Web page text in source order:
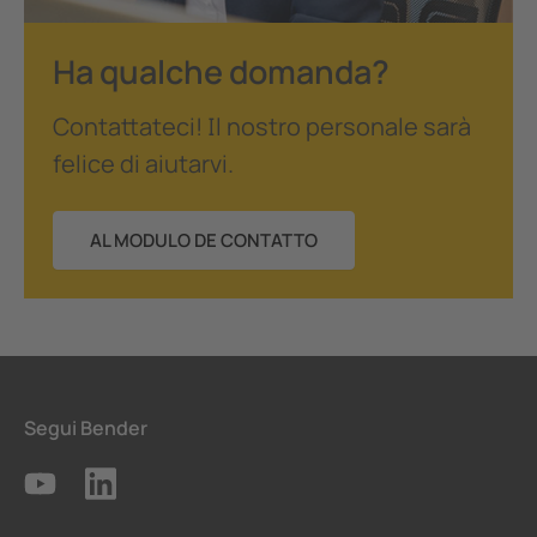
Ha qualche domanda?
Contattateci! Il nostro personale sarà
felice di aiutarvi.
AL MODULO DE CONTATTO
Segui Bender